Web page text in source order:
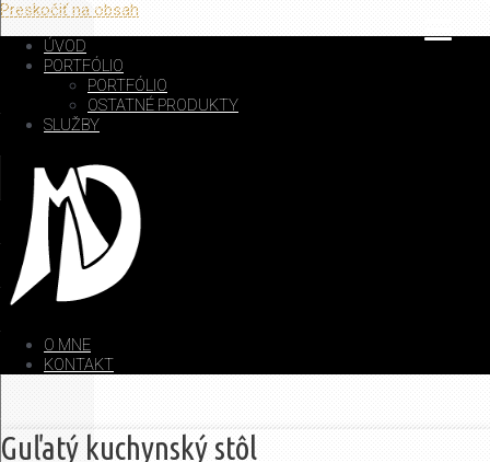
Preskočiť na obsah
ÚVOD
PORTFÓLIO
PORTFÓLIO
OSTATNÉ PRODUKTY
SLUŽBY
O MNE
KONTAKT
Guľatý kuchynský stôl